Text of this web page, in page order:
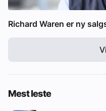
Richard Waren er ny
Mest leste